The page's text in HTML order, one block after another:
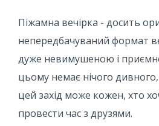
Піжамна вечірка - досить
непередбачуваний формат
дуже невимушеною і
цьому немає нічого
цей захід може кожен, хто
провести час з друзями.